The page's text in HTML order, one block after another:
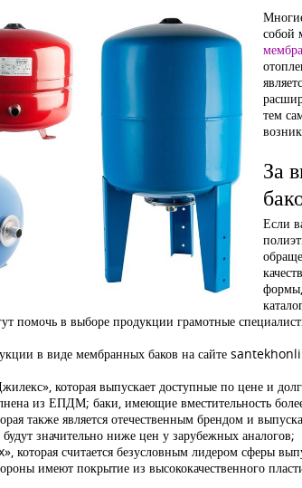
собой
тем
За
Если
помочь в выборе продукции грамотные
в виде мембранных баков на сайте
которая выпускает доступные по цене и
из ЕПДМ; баки, имеющие вместительность
также является отечественным брендом и
значительно ниже цен у зарубежных аналогов;
считается безусловным лидером сферы
имеют покрытие из высококачественного